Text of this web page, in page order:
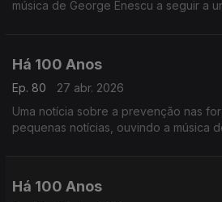
música de George Enescu a seguir a
Há 100 Anos
Ep. 80
27 abr. 2026
Uma notícia sobre a prevenção nas
pequenas notícias, ouvindo a música
Há 100 Anos